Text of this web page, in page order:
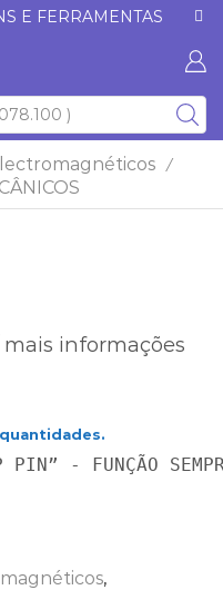
E FERRAMENTAS
/
informações
PIN” - FUNÇÃO
,